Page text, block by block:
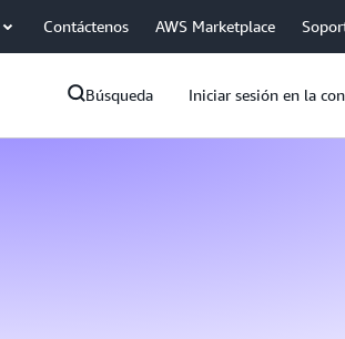
Contáctenos AWS Marketplace
Búsqueda Iniciar sesión en la